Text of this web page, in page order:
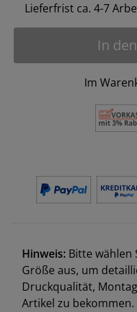
Lieferfrist ca. 4-7
In
Im
Hinweis: Bitte wählen
Größe aus, um
Druckqualität,
Artikel zu bekommen.